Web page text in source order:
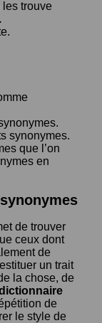
les trouve
synonymes.
que l’on
en
de trouver
ceux dont
de
un trait
la chose, de
de
le style de